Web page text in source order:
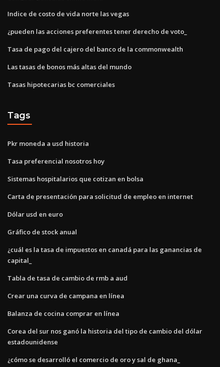
Indice de costo de vida norte las vegas
¿pueden las acciones preferentes tener derecho de voto_
Tasa de pago del cajero del banco de la commonwealth
Las tasas de bonos más altas del mundo
Tasas hipotecarias bc comerciales
Tags
Pkr moneda a usd historia
Tasa preferencial nosotros hoy
Sistemas hospitalarios que cotizan en bolsa
Carta de presentación para solicitud de empleo en internet
Dólar usd en euro
Gráfico de stock anual
¿cuál es la tasa de impuestos en canadá para las ganancias de
capital_
Tabla de tasa de cambio de rmb a aud
Crear una curva de campana en línea
Balanza de cocina comprar en línea
Corea del sur nos ganó la historia del tipo de cambio del dólar
estadounidense
¿cómo se desarrolló el comercio de oro y sal de ghana_